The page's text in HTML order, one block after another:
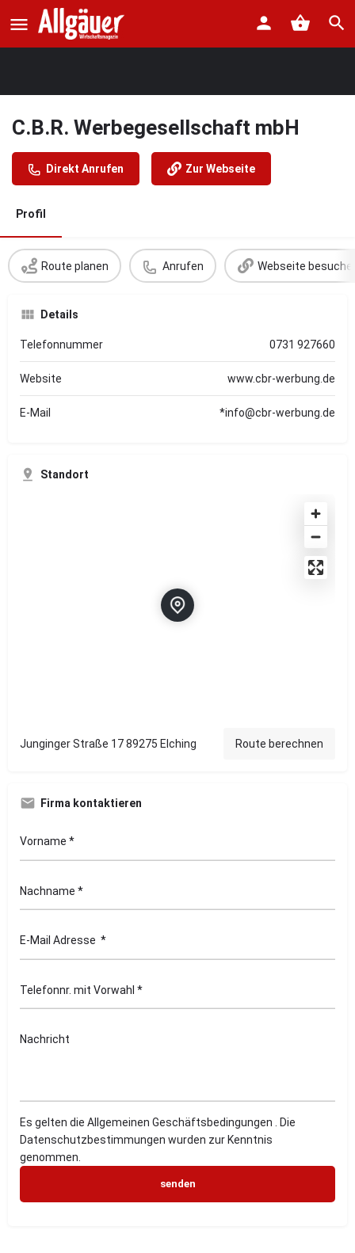
C.B.R. Werbegesellschaft mbH
Direkt Anrufen Zur Webseite
Profil
Route planen Anrufen Webseite
Details
Telefonnummer 0731 927660
Website www.cbr-werbung.de
E-Mail *info@cbr-werbung.de
Standort
Junginger Straße 17 89275 Elching Route berechnen
Firma kontaktieren
Es gelten die Allgemeinen Geschäftsbedingungen . Die
Datenschutzbestimmungen wurden zur Kenntnis
genommen.